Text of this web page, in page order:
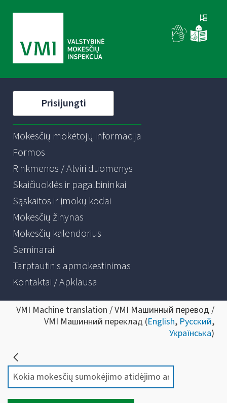
Prisijungti
Mokesčių mokėtojų informacija
Formos
Rinkmenos / Atviri duomenys
Skaičiuoklės ir pagalbininkai
Sąskaitos ir įmokų kodai
Mokesčių žinynas
Mokesčių kalendorius
Seminarai
Tarptautinis apmokestinimas
Kontaktai / Apklausa
VMI Machine translation / VMI Машинный перевод /
VMI Машинний переклад (English, Русский,
Українська)